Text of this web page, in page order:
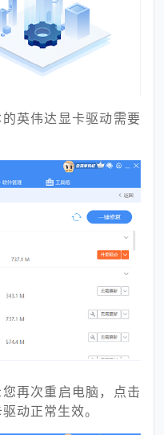
英伟达显卡驱动需要
再次重启电脑，点击
动正常生效。